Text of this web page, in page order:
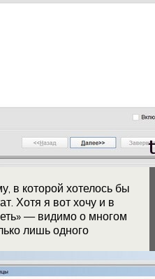
в которой хотелось бы
Хотя я вот хочу и в
— видимо о многом
лишь одного